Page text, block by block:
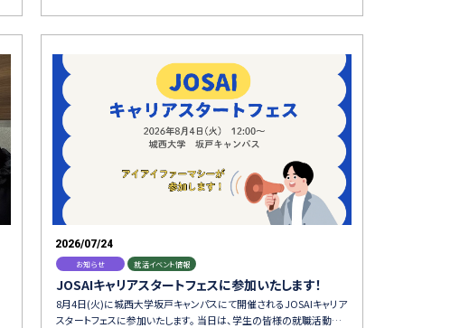
2026/07/24
お知らせ 就活イベント情報
JOSAIキャリアスタートフェスに参加いたします！
8月4日(火)に城西大学坂戸キャンパスにて開催されるJOSAIキャリア
スタートフェスに参加いたします。 当日は、学生の皆様の就職活動…